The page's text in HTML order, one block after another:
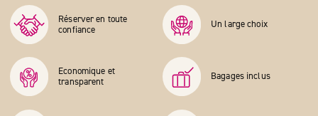
Réserver en toute
confiance
Un large choix
Economique et
transparent
Bagages inclus